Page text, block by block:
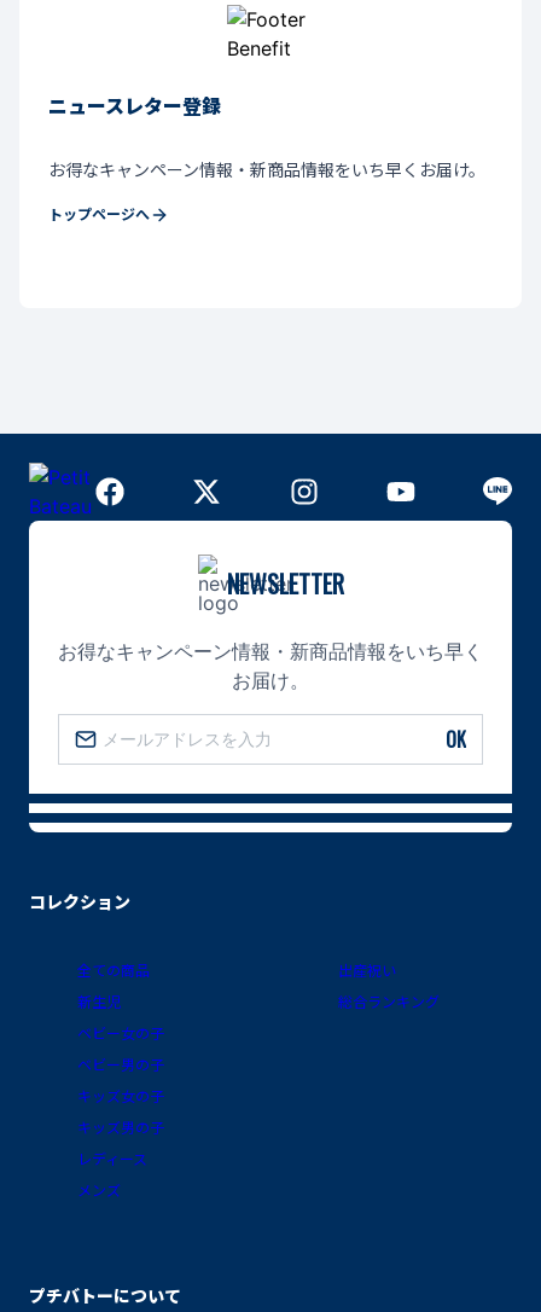
ニュースレター登録
お得なキャンペーン情報・新商品情報をいち早くお届け。
トップページへ
コレクション
全ての商品
新生児
ベビー女の子
ベビー男の子
キッズ女の子
キッズ男の子
レディース
メンズ
出産祝い
総合ランキング
プチバトーについて
NEWSLETTER
お得なキャンペーン情報・新商品情報をいち早く
お届け。
OK